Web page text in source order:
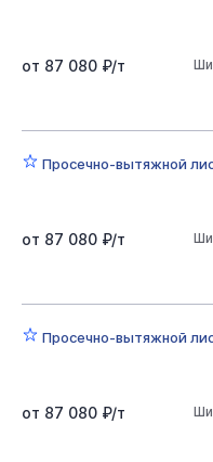
от 87 080 ₽/т
Просечно-вытяжной
от 87 080 ₽/т
Просечно-вытяжной
от 87 080 ₽/т